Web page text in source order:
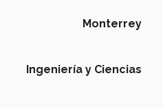
Monterrey
Ingeniería y Ciencias